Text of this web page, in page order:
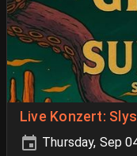
Live Konzert:
Thursday, Sep